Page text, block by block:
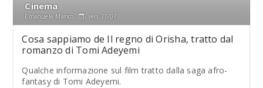
Cinema
Emanuele Manco ven 31/07
Cosa sappiamo de Il regno di Orisha, tratto dal
romanzo di Tomi Adeyemi
Qualche informazione sul film tratto dalla saga afro-
fantasy di Tomi Adeyemi.